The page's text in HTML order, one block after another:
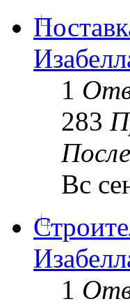
1
283
Вс
1